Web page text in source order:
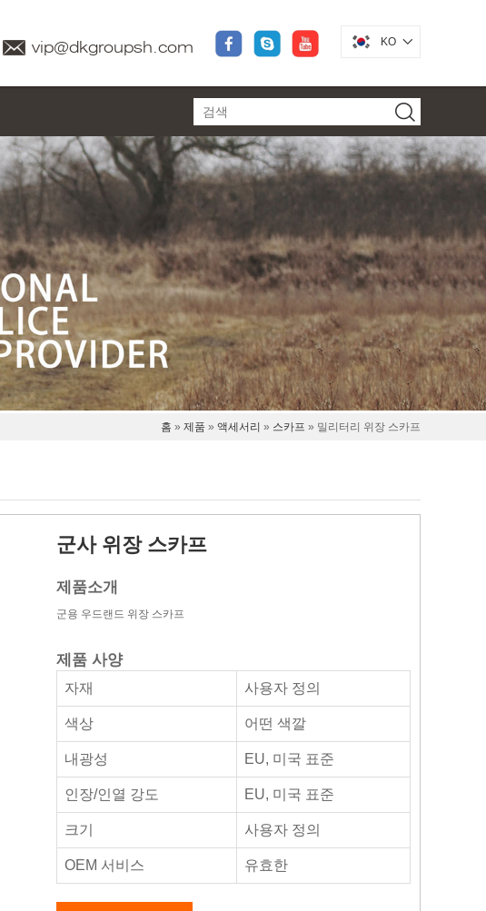
KO
vip@dkgroupsh.com
홈 » 제품 » 액세서리 » 스카프 » 밀리터리 위장 스카프
군사 위장 스카프
제품소개
군용 우드랜드 위장 스카프
제품 사양
자재 사용자 정의
색상 어떤 색깔
내광성 EU, 미국 표준
인장/인열 강도 EU, 미국 표준
크기 사용자 정의
OEM 서비스 유효한